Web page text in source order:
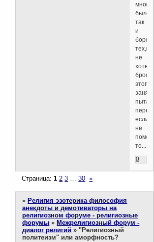
много
так
и
не
хотел
этого
если
не
то...
0
Страница:1 2 3 30 »
» Религия эзотерика философия
анекдоты и демотиваторы на
религиозном форуме - религиозные
форумы » Межрелигиозный форум -
диалог религий » "Религиозный
политеизм" или аморфность?